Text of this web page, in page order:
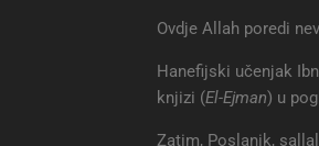
Ovdje Allah poredi
Hanefijski učenjak
knjizi (El-Ejman) u
Zatim, Poslanik,